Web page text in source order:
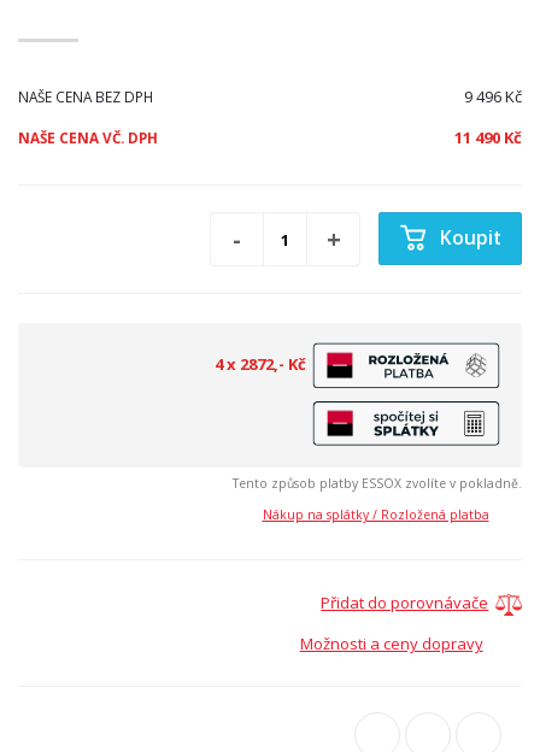
NAŠE CENA BEZ DPH 9 496 Kč
NAŠE CENA VČ. DPH 11 490 Kč
Koupit
4 x 2872,- Kč
Tento způsob platby ESSOX zvolíte v pokladně.
Nákup na splátky / Rozložená platba
Přidat do porovnávače
Možnosti a ceny dopravy